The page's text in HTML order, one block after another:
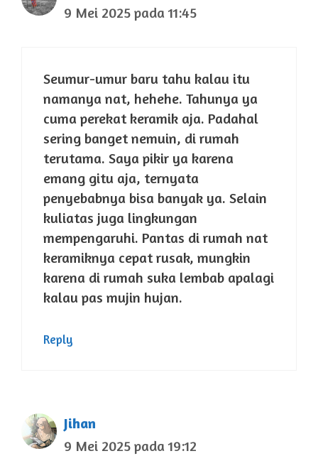
9 Mei 2025 pada 11:45
Seumur-umur baru tahu kalau itu
namanya nat, hehehe. Tahunya ya
cuma perekat keramik aja. Padahal
sering banget nemuin, di rumah
terutama. Saya pikir ya karena
emang gitu aja, ternyata
penyebabnya bisa banyak ya. Selain
kuliatas juga lingkungan
mempengaruhi. Pantas di rumah nat
keramiknya cepat rusak, mungkin
karena di rumah suka lembab apalagi
kalau pas mujin hujan.
Reply
Jihan
9 Mei 2025 pada 19:12